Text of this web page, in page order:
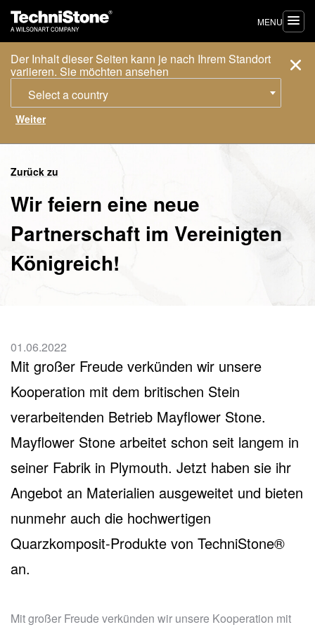
Der Inhalt dieser Seiten kann je nach Ihrem Standort
variieren. Sie möchten ansehen
Select a country
MENU
Zurück zu
Wir feiern eine neue
Partnerschaft im Vereinigten
Königreich!
01.06.2022
Mit großer Freude verkünden wir unsere
Kooperation mit dem britischen Stein
verarbeitenden Betrieb Mayflower Stone.
Mayflower Stone arbeitet schon seit langem in
seiner Fabrik in Plymouth. Jetzt haben sie ihr
Angebot an Materialien ausgeweitet und bieten
nunmehr auch die hochwertigen
Quarzkomposit-Produkte von TechniStone®
an.
Mit großer Freude verkünden wir unsere Kooperation mit